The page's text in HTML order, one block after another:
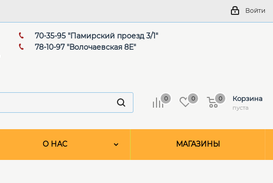
Войти
70-35-95 "Памирский проезд 3/1"
78-10-97 "Волочаевская 8Е"
0 0 Корзина
пуста
0
О НАС МАГАЗИНЫ